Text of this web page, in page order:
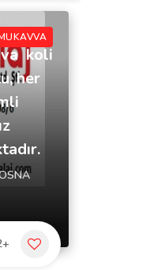
koli
her